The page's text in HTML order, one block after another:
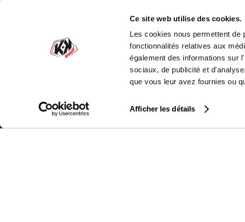
Ce site web utilise des cookies.
Les cookies nous permettent de
fonctionnalités relatives aux
également des informations sur
sociaux, de publicité et
que vous leur avez fournies ou
Afficher les détails
REÇOIS NOS OFFRES SPÉCIALES, ACTUALITÉS ET
BIEN PLUS ...
OK!